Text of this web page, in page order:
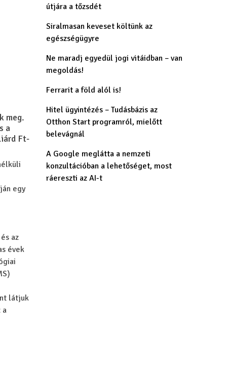
meg.
a
Ft-
egy
az
évek
látjuk
a
útjára a tőzsdét
Siralmasan keveset költünk az
egészségügyre
Ne maradj egyedül jogi vitáidban – van
megoldás!
Ferrarit a föld alól is!
Hitel ügyintézés – Tudásbázis az
Otthon Start programról, mielőtt
belevágnál
A Google meglátta a nemzeti
konzultációban a lehetőséget, most
ráereszti az AI-t